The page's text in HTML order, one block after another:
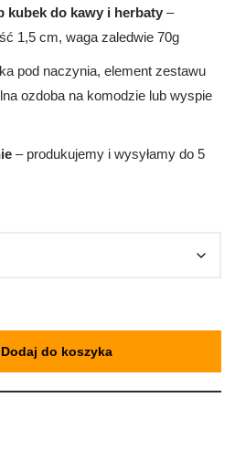
kubek do kawy i herbaty –
1,5 cm, waga zaledwie 70g
pod naczynia, element zestawu
ozdoba na komodzie lub wyspie
– produkujemy i wysyłamy do 5
Dodaj do koszyka